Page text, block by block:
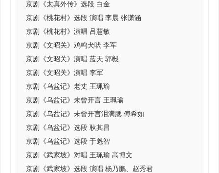
京剧《太真外传》选段 白金
京剧《桃花村》选段 演唱 李晨 张潇涵
京剧《桃花村》演唱 吕慧敏
京剧《文昭关》鸡鸣犬吠 李军
京剧《文昭关》演唱 蓝天 郭毅
京剧《文昭关》演唱 李军
京剧《乌盆记》老丈 王珮瑜
京剧《乌盆记》未曾开言 王珮瑜
京剧《乌盆记》未曾开言泪满腮 傅希如
京剧《乌盆记》选段 耿其昌
京剧《乌盆记》选段 于魁智
京剧《武家坡》对唱 王珮瑜 高博文
京剧《武家坡》选段 演唱 杨乃鹏、赵秀君